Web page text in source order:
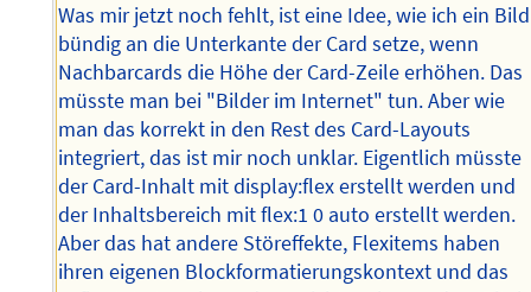
Was mir jetzt noch fehlt, ist eine Idee, wie ich ein Bild
bündig an die Unterkante der Card setze, wenn
Nachbarcards die Höhe der Card-Zeile erhöhen. Das
müsste man bei "Bilder im Internet" tun. Aber wie
man das korrekt in den Rest des Card-Layouts
integriert, das ist mir noch unklar. Eigentlich müsste
der Card-Inhalt mit display:flex erstellt werden und
der Inhaltsbereich mit flex:1 0 auto erstellt werden.
Aber das hat andere Störeffekte, Flexitems haben
ihren eigenen Blockformatierungskontext und das